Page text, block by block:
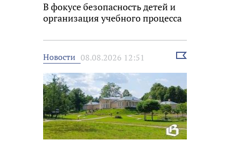
В фокусе безопасность детей и
организация учебного процесса
Новости 08.08.2026 12:51
Выбрать